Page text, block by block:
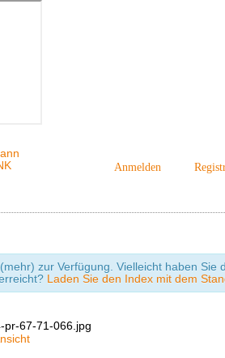
Anmelden
zur Verfügung. Vielleicht haben
Laden Sie den Index mit dem